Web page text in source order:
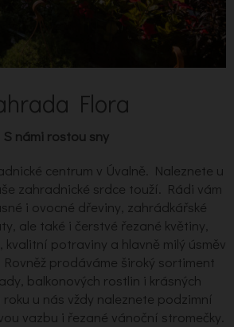
Flora
S námi rostou sny
centrum v Úvalně. Naleznete u
zahradnické srdce touží. Rádi vám
i ovocné dřeviny, zahrádkářské
ale také i čerstvé řezané květiny,
potraviny a hlavně milý úsměv
prodáváme široký sortiment
balkonových rostlin i krásných
roku u nás vždy naleznete podzimní
vazbu i řezané vánoční stromečky.